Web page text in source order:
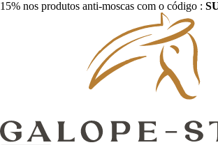
15% nos produtos anti-moscas com o código :